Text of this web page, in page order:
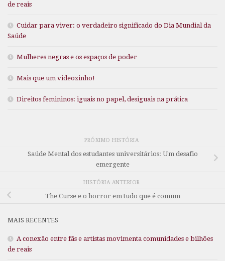
de reais
Cuidar para viver: o verdadeiro significado do Dia Mundial da
Saúde
Mulheres negras e os espaços de poder
Mais que um videozinho!
Direitos femininos: iguais no papel, desiguais na prática
PRÓXIMO HISTÓRIA
Saúde Mental dos estudantes universitários: Um desafio
emergente
HISTÓRIA ANTERIOR
The Curse e o horror em tudo que é comum
MAIS RECENTES
A conexão entre fãs e artistas movimenta comunidades e bilhões
de reais